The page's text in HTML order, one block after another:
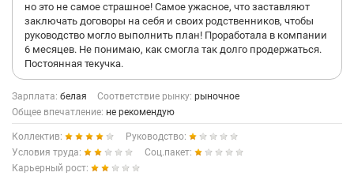
но это не самое страшное! Самое ужасное, что заставляют
заключать договоры на себя и своих родственников, чтобы
руководство могло выполнить план! Проработала в компании
6 месяцев. Не понимаю, как смогла так долго продержаться.
Постоянная текучка.
Зарплата: белая Соответствие рынку: рыночное
Общее впечатление: не рекомендую
Коллектив:
Руководство:
Условия труда:
Соц.пакет:
Карьерный рост: